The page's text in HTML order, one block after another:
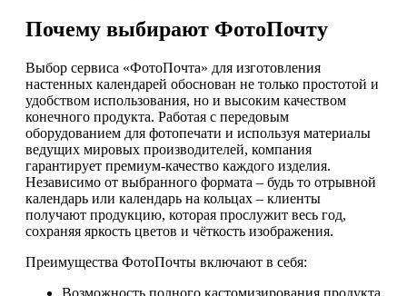
Почему выбирают ФотоПочту
Выбор сервиса «ФотоПочта» для изготовления
настенных календарей обоснован не только простотой и
удобством использования, но и высоким качеством
конечного продукта. Работая с передовым
оборудованием для фотопечати и используя материалы
ведущих мировых производителей, компания
гарантирует премиум-качество каждого изделия.
Независимо от выбранного формата – будь то отрывной
календарь или календарь на кольцах – клиенты
получают продукцию, которая прослужит весь год,
сохраняя яркость цветов и чёткость изображения.
Преимущества ФотоПочты включают в себя:
Возможность полного кастомизирования продукта